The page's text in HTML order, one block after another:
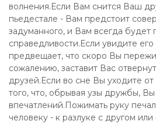
волнения.Если Вам снится Ваш
пьедестале - Вам предстоит
задуманного, и Вам всегда будет
справедливости.Если увидите
предвещает, что скоро Вы
сожалению, заставит Вас
друзей.Если во сне Вы уходите от
того, что, обрывая узы дружбы, Вы
впечатлений.Пожимать руку
человеку - к разлуке с другом или